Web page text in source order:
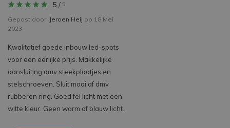
5 / 5
Gepost door: Jeroen Heij op 18 Mei
2023
Kwalitatief goede inbouw led-spots
voor een eerlijke prijs. Makkelijke
aansluiting dmv steekplaatjes en
stelschroeven. Sluit mooi af dmv
rubberen ring. Goed fel licht met een
witte kleur. Geen warm of blauw licht.